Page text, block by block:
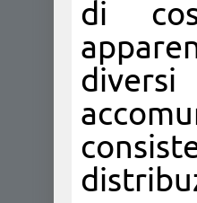
di